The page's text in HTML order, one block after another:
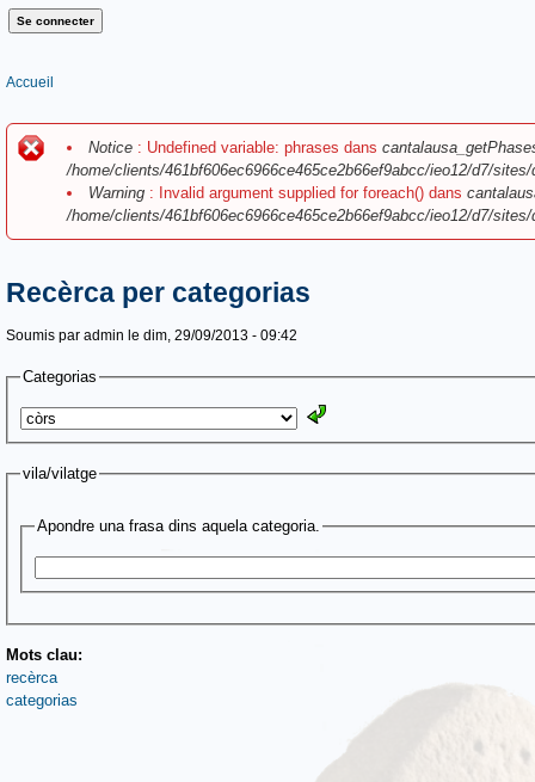
Vous êtes ici
Accueil
Message d'erreur
Notice : Undefined variable: phrases dans
/home/clients/461bf606ec6966ce465ce2b66ef9abcc/ieo12/d7/
Warning : Invalid argument supplied for foreach() dans
/home/clients/461bf606ec6966ce465ce2b66ef9abcc/ieo12/d7/
Recèrca per categorias
Soumis par admin le dim, 29/09/2013 - 09:42
Categorias
vila/vilatge
Apondre una frasa dins aquela categoria.
Mots clau:
recèrca
categorias